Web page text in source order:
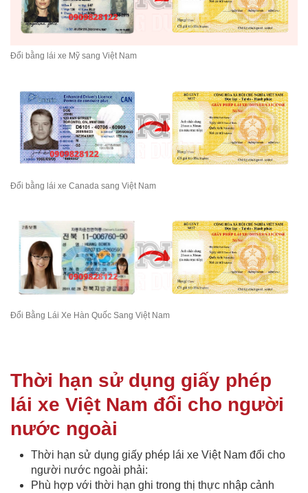
Đổi bằng lái xe Mỹ sang Việt Nam
Đổi bằng lái xe Canada sang Việt Nam
Đổi Bằng Lái Xe Hàn Quốc Sang Việt Nam
Thời hạn sử dụng giấy phép
lái xe Việt Nam đổi cho người
nước ngoài
Thời hạn sử dụng giấy phép lái xe Việt Nam đổi cho
người nước ngoài phải:
Phù hợp với thời hạn ghi trong thị thực nhập cảnh